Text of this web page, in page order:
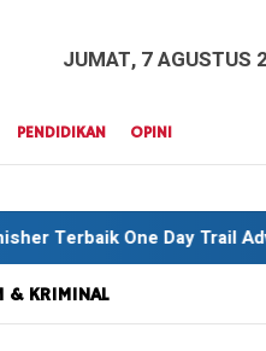
JUMAT, 7 AGUSTUS
PENDIDIKAN OPINI
Trail Adventure Liwu
& KRIMINAL